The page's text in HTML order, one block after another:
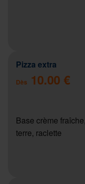
Pizza extra
Dès 10.00 €
Base crème
terre, raclette